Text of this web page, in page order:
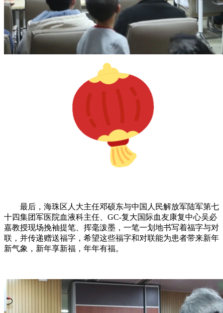
最后，海珠区人大主任邓硕东与中国人民解放军陆军第七
十四集团军医院血液科主任、GC-复大国际血友康复中心吴必
嘉教授现场挽袖提笔、挥毫泼墨，一笔一划地书写着福字与对
联，并传递赠送福字，希望这些福字和对联能为患者带来新年
新气象，新年享新福，年年有福。